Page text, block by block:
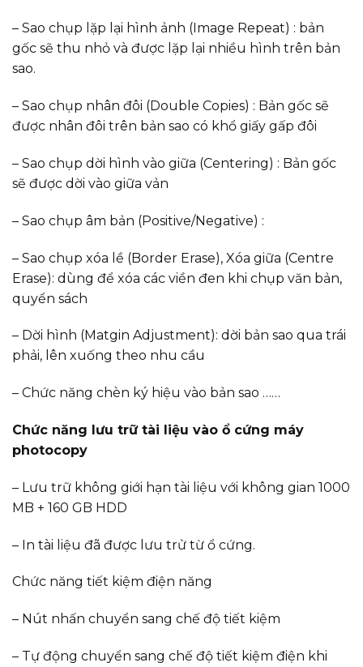
– Sao chụp lặp lại hình ảnh (Image Repeat) : bản
gốc sẽ thu nhỏ và được lặp lại nhiều hình trên bản
sao.
– Sao chụp nhân đôi (Double Copies) : Bản gốc sẽ
được nhân đôi trên bản sao có khổ giấy gấp đôi
– Sao chụp dời hình vào giữa (Centering) : Bản gốc
sẽ được dời vào giữa vản
– Sao chụp âm bản (Positive/Negative) :
– Sao chụp xóa lề (Border Erase), Xóa giữa (Centre
Erase): dùng để xóa các viền đen khi chụp văn bản,
quyển sách
– Dời hình (Matgin Adjustment): dời bản sao qua trái
phải, lên xuống theo nhu cầu
– Chức năng chèn ký hiệu vào bản sao ……
Chức năng lưu trữ tài liệu vào ổ cứng máy
photocopy
– Lưu trữ không giới hạn tài liệu với không gian 1000
MB + 160 GB HDD
– In tài liệu đã được lưu trử từ ổ cứng.​
Chức năng tiết kiệm điện năng
– Nút nhấn chuyển sang chế độ tiết kiệm
– Tự động chuyển sang chế độ tiết kiệm điện khi